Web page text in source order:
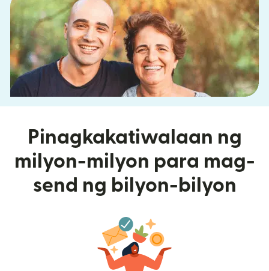
Pinagkakatiwalaan ng
milyon-milyon para mag-
send ng bilyon-bilyon